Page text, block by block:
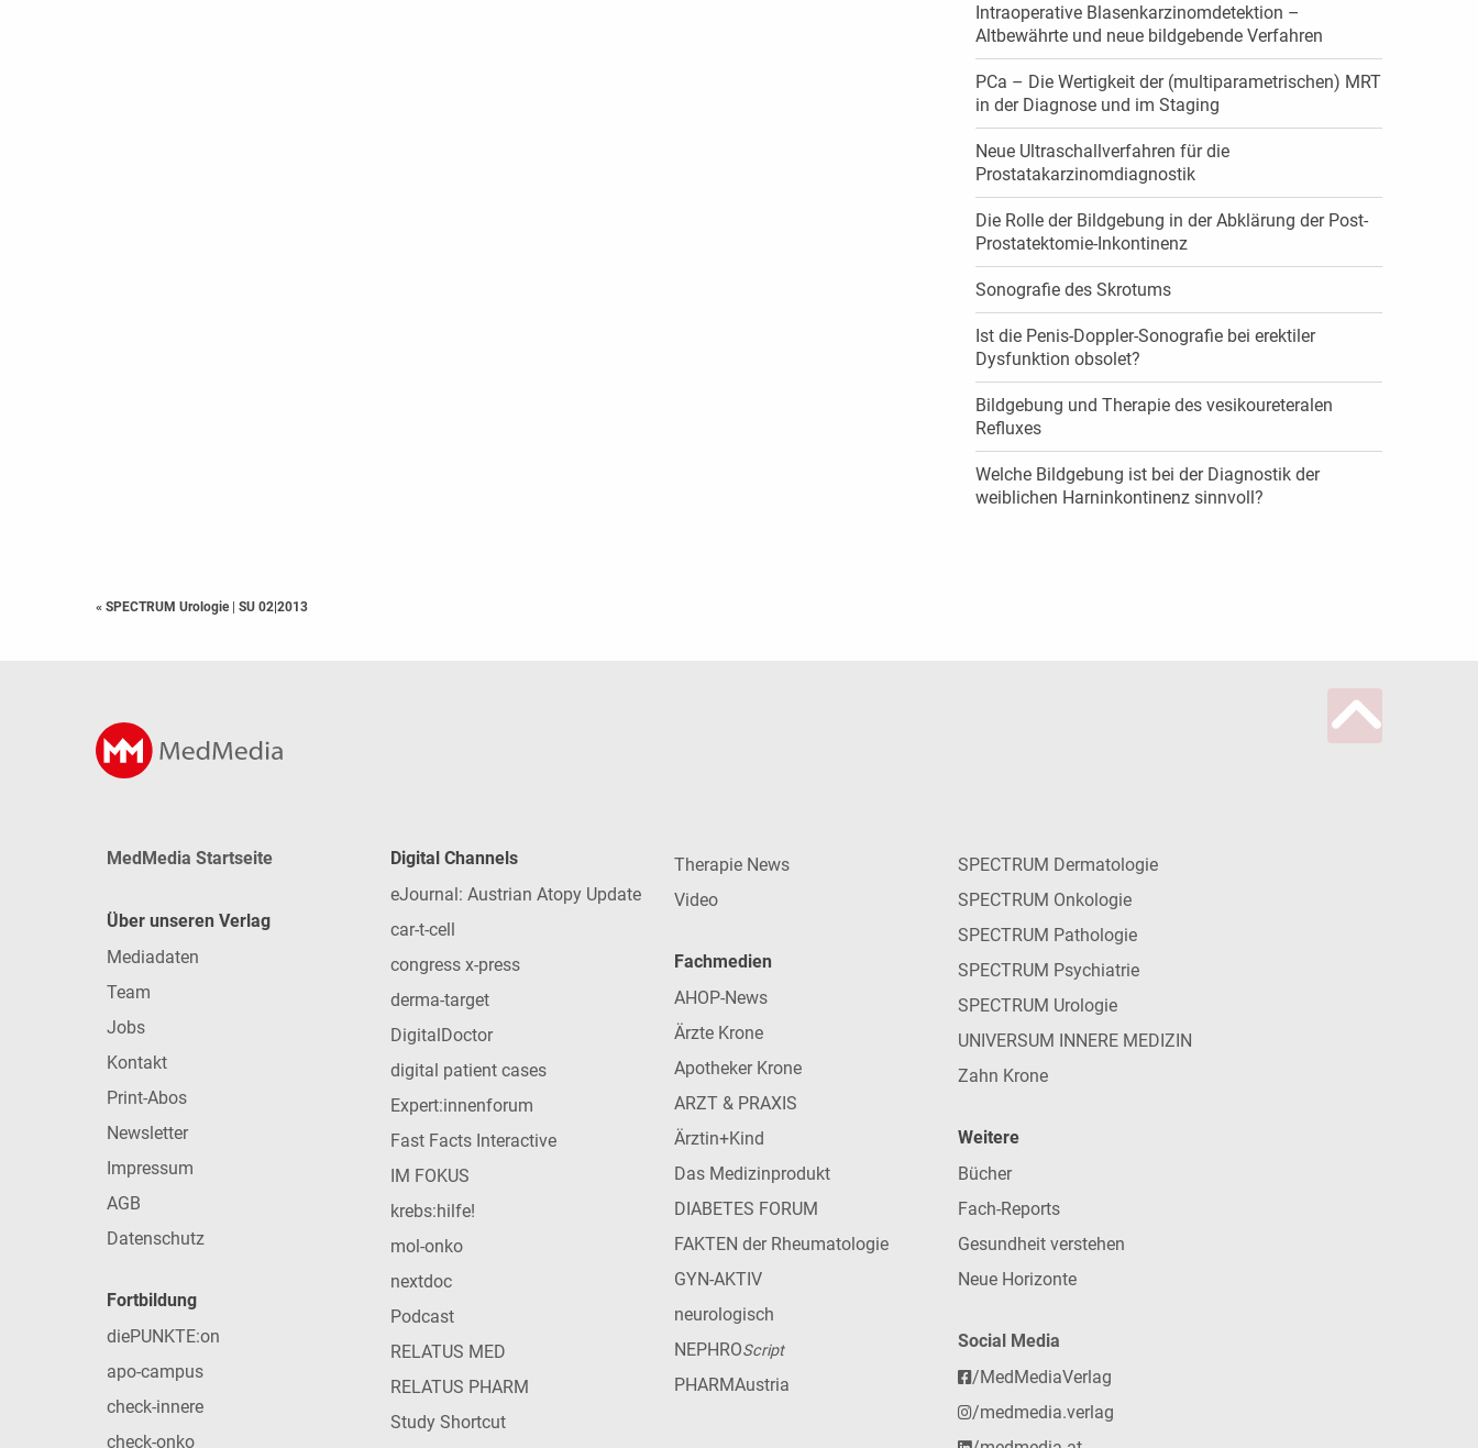
Intraoperative Blasenkarzinomdetektion –
Altbewährte und neue bildgebende Verfahren
PCa – Die Wertigkeit der (multiparametrischen) MRT
in der Diagnose und im Staging
Neue Ultraschallverfahren für die
Prostatakarzinomdiagnostik
Die Rolle der Bildgebung in der Abklärung der Post-
Prostatektomie-Inkontinenz
Sonografie des Skrotums
Ist die Penis-Doppler-Sonografie bei erektiler
Dysfunktion obsolet?
Bildgebung und Therapie des vesikoureteralen
Refluxes
Welche Bildgebung ist bei der Diagnostik der
weiblichen Harninkontinenz sinnvoll?
« SPECTRUM Urologie | SU 02|2013
MedMedia Startseite
Über unseren Verlag
Mediadaten
Team
Jobs
Kontakt
Print-Abos
Newsletter
Impressum
AGB
Datenschutz
Fortbildung
diePUNKTE:on
apo-campus
check-innere
check-onko
Digital Channels
eJournal: Austrian Atopy Update
car-t-cell
congress x-press
derma-target
DigitalDoctor
digital patient cases
Expert:innenforum
Fast Facts Interactive
IM FOKUS
krebs:hilfe!
mol-onko
nextdoc
Podcast
RELATUS MED
RELATUS PHARM
Study Shortcut
Therapie News
Video
Fachmedien
AHOP-News
Ärzte Krone
Apotheker Krone
ARZT & PRAXIS
Ärztin+Kind
Das Medizinprodukt
DIABETES FORUM
FAKTEN der Rheumatologie
GYN-AKTIV
neurologisch
NEPHROScript
PHARMAustria
SPECTRUM Dermatologie
SPECTRUM Onkologie
SPECTRUM Pathologie
SPECTRUM Psychiatrie
SPECTRUM Urologie
UNIVERSUM INNERE MEDIZIN
Zahn Krone
Weitere
Bücher
Fach-Reports
Gesundheit verstehen
Neue Horizonte
Social Media
/MedMediaVerlag
/medmedia.verlag